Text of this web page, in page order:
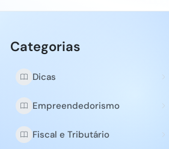
Categorias
Dicas
Empreendedorismo
Fiscal e Tributário